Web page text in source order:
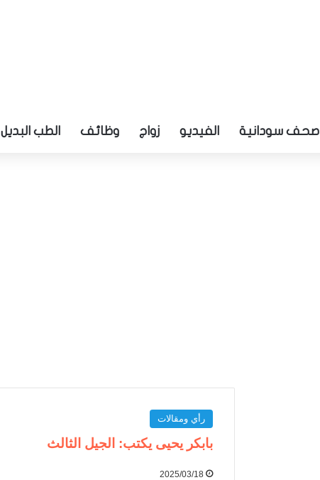
صحف سودانية الفيديو زواج وظائف الطب البديل
رأي ومقالات
بابكر يحيى يكتب: الجيل الثالث
2025/03/18